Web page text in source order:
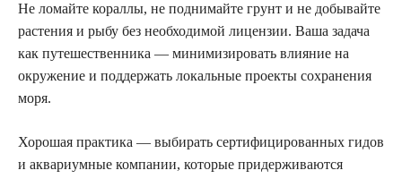
Не ломайте кораллы, не поднимайте грунт и не добывайте
растения и рыбу без необходимой лицензии. Ваша задача
как путешественника — минимизировать влияние на
окружение и поддержать локальные проекты сохранения
моря.
Хорошая практика — выбирать сертифицированных гидов
и аквариумные компании, которые придерживаются